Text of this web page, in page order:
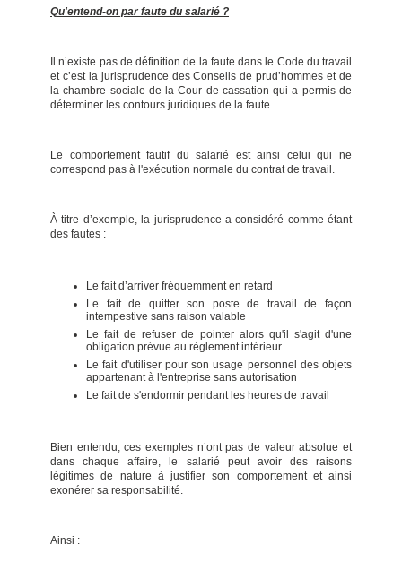
Qu'entend-on par faute du salarié ?
Il n’existe pas de définition de la faute dans le Code du travail
et c’est la jurisprudence des Conseils de prud’hommes et de
la chambre sociale de la Cour de cassation qui a permis de
déterminer les contours juridiques de la faute.
Le comportement fautif du salarié est ainsi celui qui ne
correspond pas à l'exécution normale du contrat de travail.
À titre d’exemple, la jurisprudence a considéré comme étant
des fautes :
Le fait d’arriver fréquemment en retard
Le fait de quitter son poste de travail de façon
intempestive sans raison valable
Le fait de refuser de pointer alors qu'il s'agit d'une
obligation prévue au règlement intérieur
Le fait d'utiliser pour son usage personnel des objets
appartenant à l'entreprise sans autorisation
Le fait de s'endormir pendant les heures de travail
Bien entendu, ces exemples n’ont pas de valeur absolue et
dans chaque affaire, le salarié peut avoir des raisons
légitimes de nature à justifier son comportement et ainsi
exonérer sa responsabilité.
Ainsi :